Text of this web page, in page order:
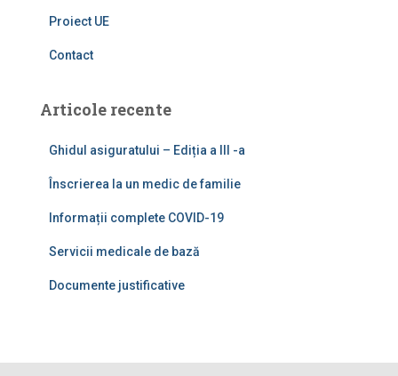
Proiect UE
Contact
Articole recente
Ghidul asiguratului – Ediția a III -a
Înscrierea la un medic de familie
Informații complete COVID-19
Servicii medicale de bază
Documente justificative